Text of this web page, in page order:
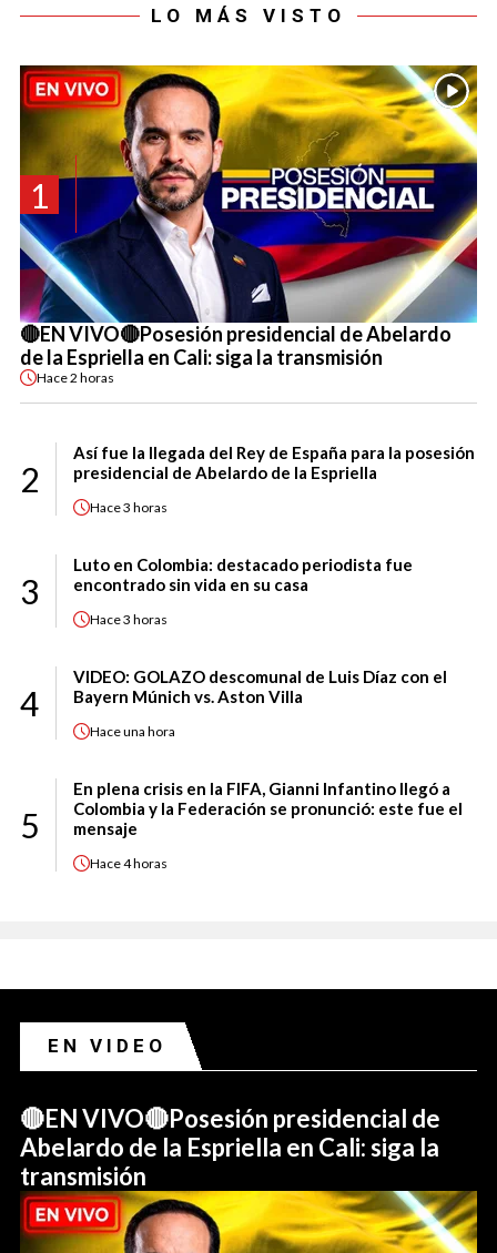
LO MÁS VISTO
1
🔴EN VIVO🔴Posesión presidencial de Abelardo
de la Espriella en Cali: siga la transmisión
Hace2 horas
2
Así fue la llegada del Rey de España para la posesión
presidencial de Abelardo de la Espriella
Hace3 horas
3
Luto en Colombia: destacado periodista fue
encontrado sin vida en su casa
Hace3 horas
4
VIDEO: GOLAZO descomunal de Luis Díaz con el
Bayern Múnich vs. Aston Villa
Haceuna hora
5
En plena crisis en la FIFA, Gianni Infantino llegó a
Colombia y la Federación se pronunció: este fue el
mensaje
Hace4 horas
EN VIDEO
🔴EN VIVO🔴Posesión presidencial de
Abelardo de la Espriella en Cali: siga la
transmisión